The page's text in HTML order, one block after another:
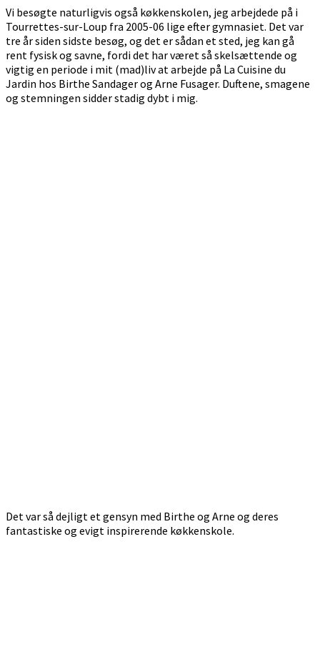
Vi besøgte naturligvis også køkkenskolen, jeg arbejdede på i
Tourrettes-sur-Loup fra 2005-06 lige efter gymnasiet. Det var
tre år siden sidste besøg, og det er sådan et sted, jeg kan gå
rent fysisk og savne, fordi det har været så skelsættende og
vigtig en periode i mit (mad)liv at arbejde på La Cuisine du
Jardin hos Birthe Sandager og Arne Fusager. Duftene, smagene
og stemningen sidder stadig dybt i mig.
Det var så dejligt et gensyn med Birthe og Arne og deres
fantastiske og evigt inspirerende køkkenskole.